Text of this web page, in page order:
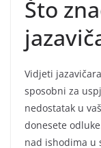
Što
Vidjeti
sposobni za
nedostatak u
donesete
nad ishodima u